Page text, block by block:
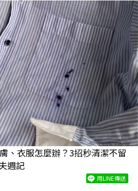
、衣服怎麼辦？3招秒清潔不留
週記
用LINE傳送